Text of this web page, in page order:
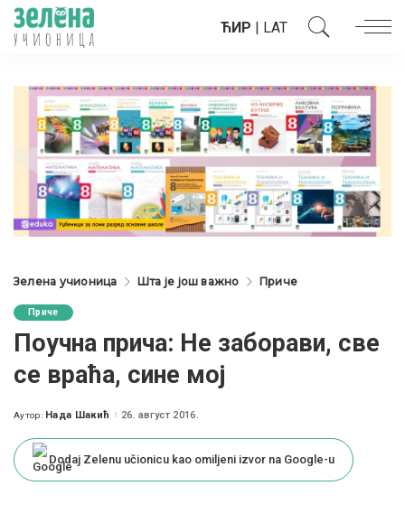
ЋИР | LAT
Зелена учионица Шта је још важно Приче
Приче
Поучна прича: Не заборави, све
се враћа, сине мој
Posted
Аутор: Нада Шакић 26. август 2016.
Dodaj Zelenu učionicu kao omiljeni izvor na Google-u